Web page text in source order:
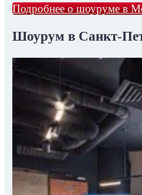
Подробнее о шоуруме в
Шоурум в Санкт-